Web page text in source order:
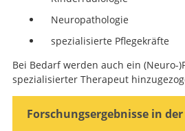
Neuropathologie
spezialisierte Pflegekräfte
Bei Bedarf werden auch ein (Neuro-
spezialisierter Therapeut
Forschungsergebnisse in